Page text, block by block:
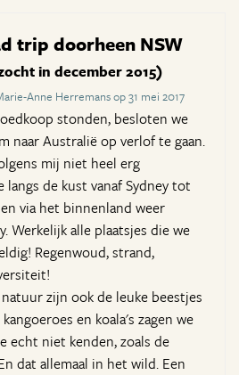
trip doorheen NSW
in december 2015)
Anne Herremans op 31 mei 2017
stonden, besloten we
naar Australië op verlof te gaan.
mij niet heel erg
de kust vanaf Sydney tot
via het binnenland weer
Werkelijk alle plaatsjes die we
Regenwoud, strand,
zijn ook de leuke beestjes
en koala's zagen we
echt niet kenden, zoals de
dat allemaal in het wild. Een